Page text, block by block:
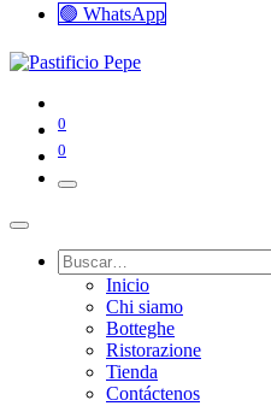
🟢 WhatsApp
0
0
Inicio
Chi siamo
Botteghe
Ristorazione
Tienda
Contáctenos